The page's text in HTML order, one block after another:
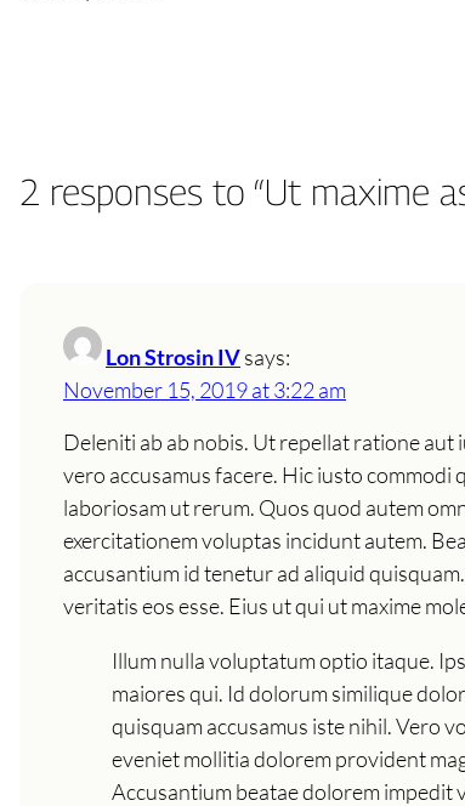
2 responses to “Ut maxime
Lon Strosin IVsays:
November 15, 2019 at 3:22 am
Deleniti ab ab nobis. Ut repellat ratione aut
vero accusamus facere. Hic iusto
laboriosam ut rerum. Quos quod autem
exercitationem voluptas incidunt autem.
accusantium id tenetur ad aliquid
veritatis eos esse. Eius ut qui ut maxime
Illum nulla voluptatum optio itaque.
maiores qui. Id dolorum similique
quisquam accusamus iste nihil. Vero
eveniet mollitia dolorem provident
Accusantium beatae dolorem impedit